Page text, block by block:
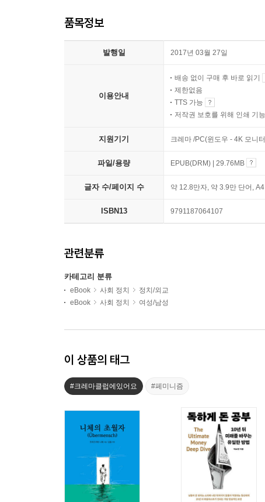
품목정보
발행일 2017년 03월 27일
이용안내
배송 없이 구매 후 바로 읽기
제한없음
TTS 가능
저작권 보호를 위해 인쇄 기
지원기기 크레마 /PC(윈도우 - 4K 모니
파일/용량 EPUB(DRM) | 29.76MB
글자 수/페이지 수 약 12.8만자, 약 3.9만 단어,
ISBN13 9791187064107
관련분류
카테고리 분류
eBook 사회 정치
정치/외교
eBook
사회 정치 여성/남성
이 상품의 태그
#크레마클럽에있어요 #페미니즘